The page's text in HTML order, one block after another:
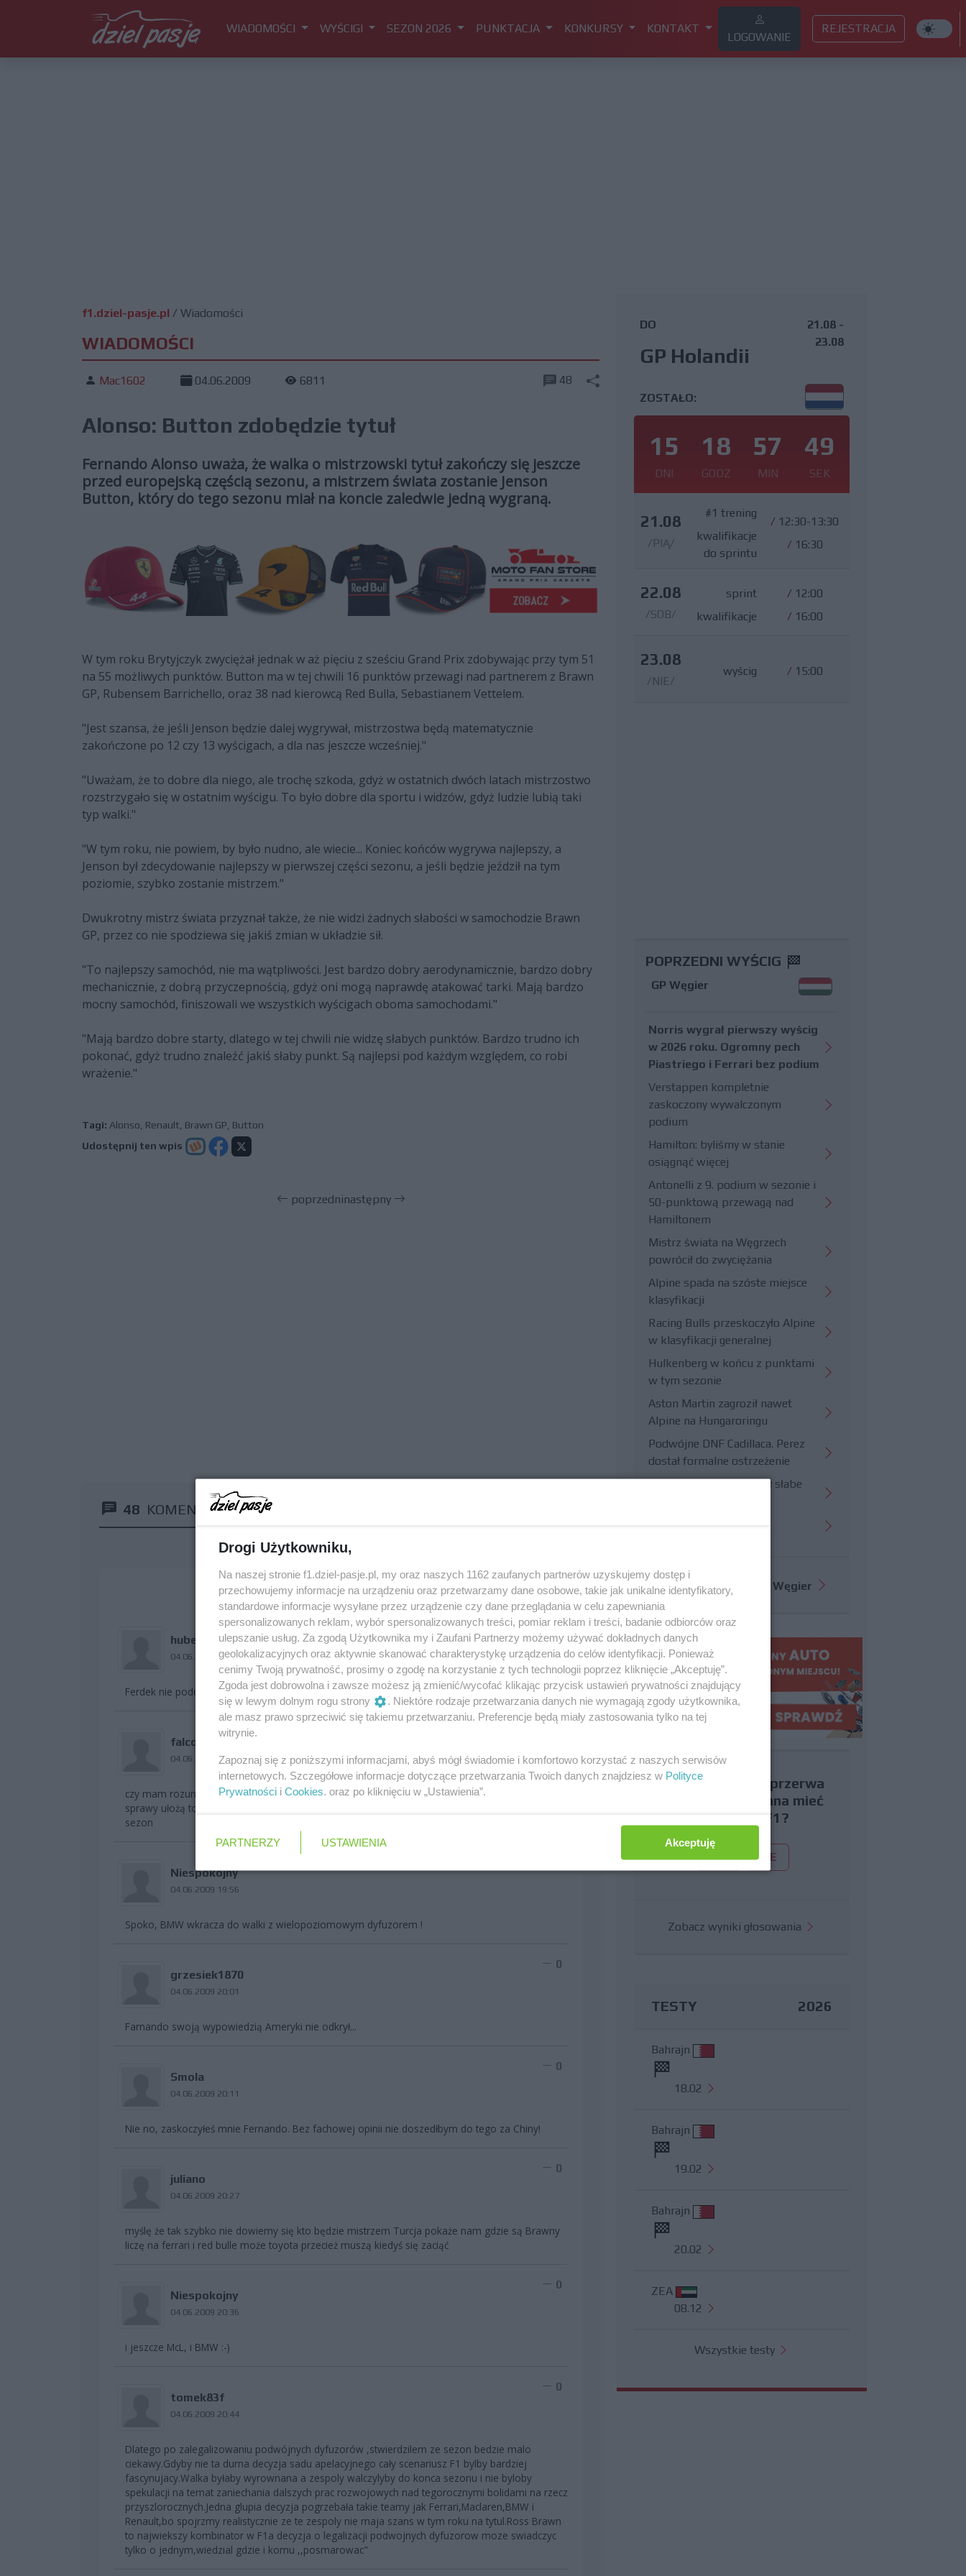
WIADOMOŚCI WYŚCIGI SEZON 2026 PUNKTACJA KONKURSY KONTAKT
LOGOWANIE
REJESTRACJA
f1.dziel-pasje.pl / Wiadomości
WIADOMOŚCI
Mac1602 04.06.2009 6811 48
Alonso: Button zdobędzie tytuł
Fernando Alonso uważa, że walka o mistrzowski tytuł zakończy się jeszcze
przed europejską częścią sezonu, a mistrzem świata zostanie Jenson
Button, który do tego sezonu miał na koncie zaledwie jedną wygraną.
W tym roku Brytyjczyk zwyciężał jednak w aż pięciu z sześciu Grand Prix zdobywając przy tym 51
na 55 możliwych punktów. Button ma w tej chwili 16 punktów przewagi nad partnerem z Brawn
GP, Rubensem Barrichello, oraz 38 nad kierowcą Red Bulla, Sebastianem Vettelem.
"Jest szansa, że jeśli Jenson będzie dalej wygrywał, mistrzostwa będą matematycznie
zakończone po 12 czy 13 wyścigach, a dla nas jeszcze wcześniej."
"Uważam, że to dobre dla niego, ale trochę szkoda, gdyż w ostatnich dwóch latach mistrzostwo
rozstrzygało się w ostatnim wyścigu. To było dobre dla sportu i widzów, gdyż ludzie lubią taki
typ walki."
"W tym roku, nie powiem, by było nudno, ale wiecie... Koniec końców wygrywa najlepszy, a
Jenson był zdecydowanie najlepszy w pierwszej części sezonu, a jeśli będzie jeździł na tym
poziomie, szybko zostanie mistrzem."
Dwukrotny mistrz świata przyznał także, że nie widzi żadnych słabości w samochodzie Brawn
GP, przez co nie spodziewa się jakiś zmian w układzie sił.
"To najlepszy samochód, nie ma wątpliwości. Jest bardzo dobry aerodynamicznie, bardzo dobry
mechanicznie, z dobrą przyczepnością, gdyż oni mogą naprawdę atakować tarki. Mają bardzo
mocny samochód, finiszowali we wszystkich wyścigach oboma samochodami."
"Mają bardzo dobre starty, dlatego w tej chwili nie widzę słabych punktów. Bardzo trudno ich
pokonać, gdyż trudno znaleźć jakiś słaby punkt. Są najlepsi pod każdym względem, co robi
wrażenie."
Tagi: Alonso Renault Brawn GP Button
Udostępnij ten wpis
poprzedninastępny
48 KOMENTARZY
hubert78
04.06.2009 19:49
0
Ferdek nie poddawaj się !!!!
falcon81
04.06.2009 19:54
czy mam rozumieć że drugą połowę sezonu mam sobie odpuścić?? wydaje mi się że jeśli tak się
sprawy ułożą to połowa zespołów zajmie się już niedługo przygotowaniem bolidu na przyszły
sezon
Niespokojny
04.06.2009 19:56
Spoko, BMW wkracza do walki z wielopoziomowym dyfuzorem !
grzesiek1870
04.06.2009 20:01
0
Farnando swoją wypowiedzią Ameryki nie odkrył...
Smola
04.06.2009 20:11
0
Nie no, zaskoczyłeś mnie Fernando. Bez fachowej opinii nie doszedłbym do tego za Chiny!
juliano
04.06.2009 20:27
0
myślę że tak szybko nie dowiemy się kto będzie mistrzem Turcja pokaże nam gdzie są Brawny
liczę na ferrari i red bulle może toyota przecież muszą kiedyś się zaciąć
Niespokojny
04.06.2009 20:36
0
i jeszcze McL, i BMW :-)
tomek83f
04.06.2009 20:44
0
Dlatego po zalegalizowaniu podwójnych dyfuzorów ,stwierdzilem ze sezon bedzie malo
ciekawy.Gdyby nie ta durna decyzja sadu apelacyjnego cały scenariusz F1 bylby bardziej
fascynujacy.Walka byłaby wyrownana a zespoly walczylyby do konca sezonu i nie byloby
spekulacji na temat zaniechania dalszych prac rozwojowych nad tegorocznymi bolidami na rzecz
przyszlorocznych.Jedna glupia decyzja pogrzebała takie teamy jak Ferrari,Maclaren,BMW i
Renault,bo spojrzmy realistycznie ze te zespoly nie maja szans w tym roku na tytul.Ross Brawn
to najwiekszy kombinator w F1a decyzja o legalizacji podwojnych dyfuzorow moze swiadczyc
tylko o jednym,wiedzial gdzie i komu ,,posmarowac"
DO
GP Holandii
21.08 -
23.08
ZOSTAŁO:
15
DNI
18
GODZ
57
MIN
47
SEK
21.08
/PIĄ/
#1 trening
kwalifikacje
do sprintu
/ 12:30-13:30
/ 16:30
22.08
/SOB/
sprint
kwalifikacje
/ 12:00
/ 16:00
23.08
/NIE/
wyścig / 15:00
POPRZEDNI WYŚCIG
GP Węgier
Norris wygrał pierwszy wyścig
w 2026 roku. Ogromny pech
Piastriego i Ferrari bez podium
Verstappen kompletnie
zaskoczony wywalczonym
podium
Hamilton: byliśmy w stanie
osiągnąć więcej
Antonelli z 9. podium w sezonie i
50-punktową przewagą nad
Hamiltonem
Mistrz świata na Węgrzech
powrócił do zwyciężania
Alpine spada na szóste miejsce
klasyfikacji
Racing Bulls przeskoczyło Alpine
w klasyfikacji generalnej
Hulkenberg w końcu z punktami
w tym sezonie
Aston Martin zagroził nawet
Alpine na Hungaroringu
Podwójne DNF Cadillaca. Perez
dostał formalne ostrzeżenie
Hungaroring potwierdził słabe
Więcej informacji o GP Węgier
Czy uważasz, że przerwa
wakacyjna powinna mieć
miejsce w F1?
TAK NIE
Zobacz wyniki głosowania
TESTY 2026
Bahrajn
18.02
Bahrajn
19.02
Bahrajn
20.02
ZEA
08.12
Wszystkie testy
Drogi Użytkowniku,
Na naszej stronie f1.dziel-pasje.pl, my oraz naszych 1162 zaufanych partnerów uzyskujemy dostęp i
przechowujemy informacje na urządzeniu oraz przetwarzamy dane osobowe, takie jak unikalne identyfikatory,
standardowe informacje wysyłane przez urządzenie czy dane przeglądania w celu zapewniania
spersonalizowanych reklam, wybór spersonalizowanych treści, pomiar reklam i treści, badanie odbiorców oraz
ulepszanie usług. Za zgodą Użytkownika my i Zaufani Partnerzy możemy używać dokładnych danych
geolokalizacyjnych oraz aktywnie skanować charakterystykę urządzenia do celów identyfikacji. Ponieważ
cenimy Twoją prywatność, prosimy o zgodę na korzystanie z tych technologii poprzez kliknięcie „Akceptuję”.
Zgoda jest dobrowolna i zawsze możesz ją zmienić/wycofać klikając przycisk ustawień prywatności znajdujący
się w lewym dolnym rogu strony
. Niektóre rodzaje przetwarzania danych nie wymagają zgody użytkownika,
ale masz prawo sprzeciwić się takiemu przetwarzaniu. Preferencje będą miały zastosowania tylko na tej
witrynie.
Zapoznaj się z poniższymi informacjami, abyś mógł świadomie i komfortowo korzystać z naszych serwisów
internetowych. Szczegółowe informacje dotyczące przetwarzania Twoich danych znajdziesz w Polityce
Prywatności i Cookies. oraz po kliknięciu w „Ustawienia”.
PARTNERZY USTAWIENIA Akceptuję